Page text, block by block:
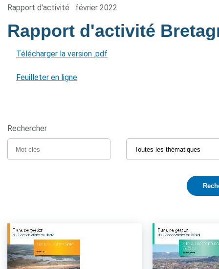
Rapport d'activité février 2022
Rapport d'activité
Télécharger la version .pdf
Feuilleter en ligne
Rechercher